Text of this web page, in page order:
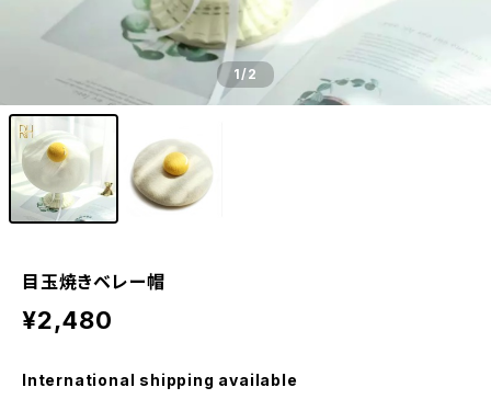
1/2
目玉焼きベレー帽
¥2,480
International shipping available